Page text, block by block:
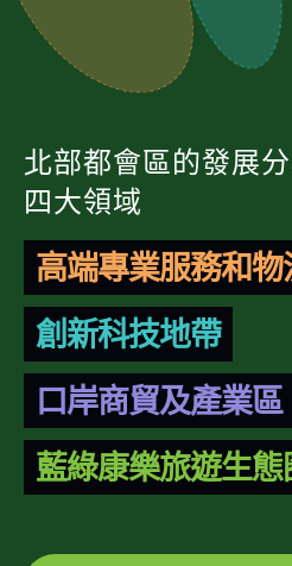
北部都會區的發展
四大領域
高端專業服務和物
創新科技地帶
口岸商貿及產業區
藍綠康樂旅遊生態